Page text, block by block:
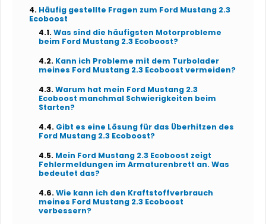
Häufig gestellte Fragen zum Ford Mustang 2.3
Ecoboost
Was sind die häufigsten Motorprobleme
beim Ford Mustang 2.3 Ecoboost?
Kann ich Probleme mit dem Turbolader
meines Ford Mustang 2.3 Ecoboost vermeiden?
Warum hat mein Ford Mustang 2.3
Ecoboost manchmal Schwierigkeiten beim
Starten?
Gibt es eine Lösung für das Überhitzen des
Ford Mustang 2.3 Ecoboost?
Mein Ford Mustang 2.3 Ecoboost zeigt
Fehlermeldungen im Armaturenbrett an. Was
bedeutet das?
Wie kann ich den Kraftstoffverbrauch
meines Ford Mustang 2.3 Ecoboost
verbessern?